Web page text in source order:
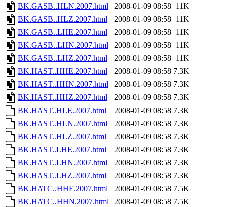
BK.GASB..HLN.2007.html
2008-01-09 08:58 11K
BK.GASB..HLZ.2007.html
2008-01-09 08:58 11K
BK.GASB..LHE.2007.html
2008-01-09 08:58 11K
BK.GASB..LHN.2007.html
2008-01-09 08:58 11K
BK.GASB..LHZ.2007.html
2008-01-09 08:58 11K
BK.HAST..HHE.2007.html
2008-01-09 08:58 7.3K
BK.HAST..HHN.2007.html
2008-01-09 08:58 7.3K
BK.HAST..HHZ.2007.html
2008-01-09 08:58 7.3K
BK.HAST..HLE.2007.html
2008-01-09 08:58 7.3K
BK.HAST..HLN.2007.html
2008-01-09 08:58 7.3K
BK.HAST..HLZ.2007.html
2008-01-09 08:58 7.3K
BK.HAST..LHE.2007.html
2008-01-09 08:58 7.3K
BK.HAST..LHN.2007.html
2008-01-09 08:58 7.3K
BK.HAST..LHZ.2007.html
2008-01-09 08:58 7.3K
BK.HATC..HHE.2007.html
2008-01-09 08:58 7.5K
BK.HATC..HHN.2007.html 2008-01-09 08:58 7.5K